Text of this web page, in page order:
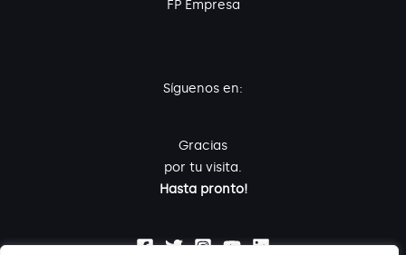
FP Empresa
Síguenos en:
Gracias
por tu visita.
Hasta pronto!